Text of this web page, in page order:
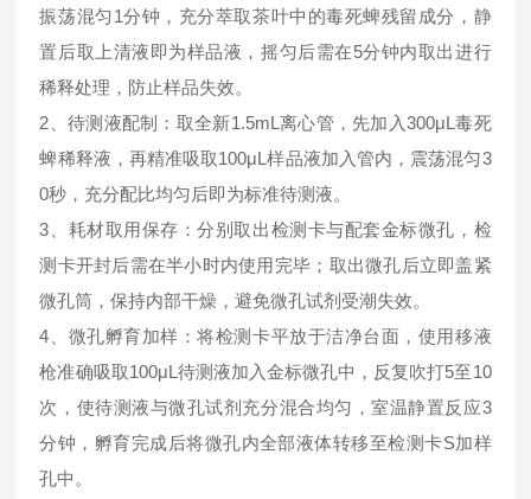
振荡混匀1分钟，充分萃取茶叶中的毒死蜱残留成分，静
置后取上清液即为样品液，摇匀后需在5分钟内取出进行
稀释处理，防止样品失效。
2、待测液配制：取全新1.5mL离心管，先加入300μL毒死
蜱稀释液，再精准吸取100μL样品液加入管内，震荡混匀3
0秒，充分配比均匀后即为标准待测液。
3、耗材取用保存：分别取出检测卡与配套金标微孔，检
测卡开封后需在半小时内使用完毕；取出微孔后立即盖紧
微孔筒，保持内部干燥，避免微孔试剂受潮失效。
4、微孔孵育加样：将检测卡平放于洁净台面，使用移液
枪准确吸取100μL待测液加入金标微孔中，反复吹打5至10
次，使待测液与微孔试剂充分混合均匀，室温静置反应3
分钟，孵育完成后将微孔内全部液体转移至检测卡S加样
孔中。